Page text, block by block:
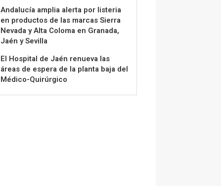
Andalucía amplia alerta por listeria
en productos de las marcas Sierra
Nevada y Alta Coloma en Granada,
Jaén y Sevilla
El Hospital de Jaén renueva las
áreas de espera de la planta baja del
Médico-Quirúrgico